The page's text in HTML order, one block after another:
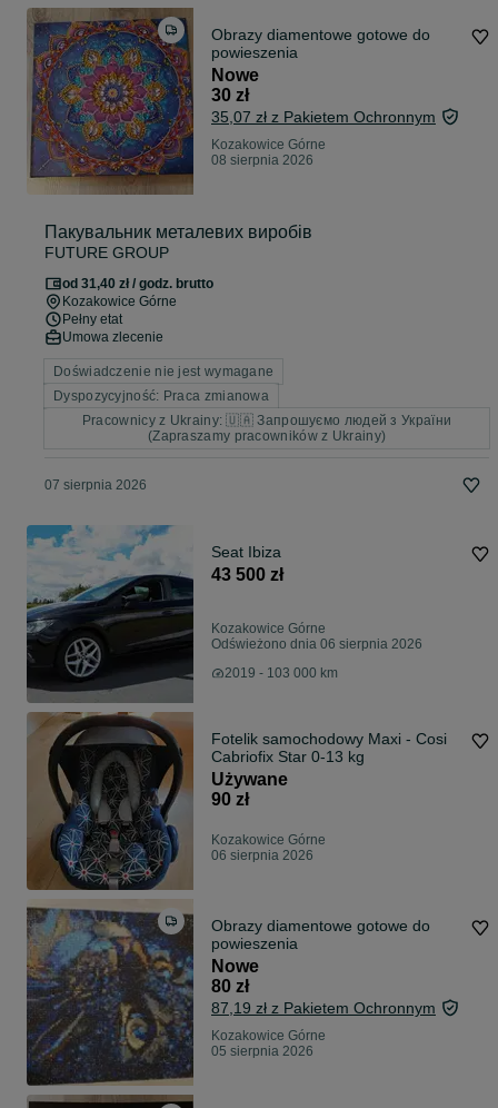
Obrazy diamentowe gotowe do
powieszenia
Nowe
30 zł
35,07 zł z Pakietem Ochronnym
Kozakowice Górne
08 sierpnia 2026
Пакувальник металевих виробів
FUTURE GROUP
od 31,40 zł / godz. brutto
Kozakowice Górne
Pełny etat
Umowa zlecenie
Doświadczenie nie jest wymagane
Dyspozycyjność: Praca zmianowa
Pracownicy z Ukrainy: 🇺🇦 Запрошуємо людей з України
(Zapraszamy pracowników z Ukrainy)
07 sierpnia 2026
Seat Ibiza
43 500 zł
Kozakowice Górne
Odświeżono dnia 06 sierpnia 2026
2019 - 103 000 km
Fotelik samochodowy Maxi - Cosi
Cabriofix Star 0-13 kg
Używane
90 zł
Kozakowice Górne
06 sierpnia 2026
Obrazy diamentowe gotowe do
powieszenia
Nowe
80 zł
87,19 zł z Pakietem Ochronnym
Kozakowice Górne
05 sierpnia 2026